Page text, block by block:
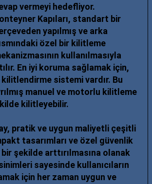
vermeyi hedefliyor.
Kapıları, standart bir
yapılmış ve arka
özel bir kilitleme
kullanılmasıyla
En iyi koruma sağlamak için,
sistemi vardır. Bu
manuel ve motorlu kilitleme
kilitleyebilir.
pratik ve uygun maliyetli çeşitli
tasarımları ve özel güvenlik
şekilde arttırılmasına olanak
sayesinde kullanıcıların
için her zaman uygun ve